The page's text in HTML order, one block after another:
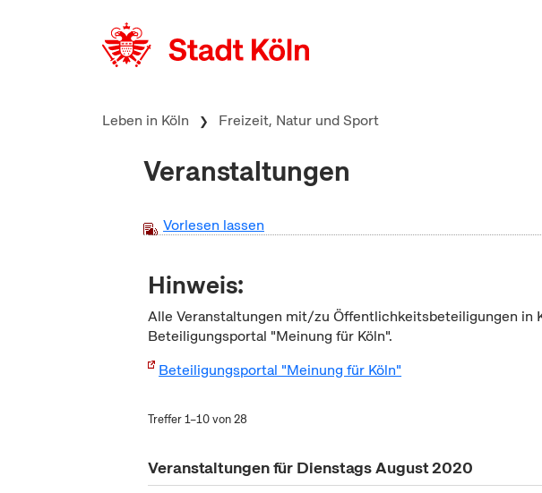
Leben in Köln Freizeit, Natur und Sport
Veranstaltungen
Vorlesen lassen
Hinweis:
Alle Veranstaltungen mit/zu Öffentlichkeitsbeteiligungen in
Beteiligungsportal "Meinung für Köln".
Beteiligungsportal "Meinung für Köln"
Treffer 1–10 von 28
Veranstaltungen für Dienstags August 2020